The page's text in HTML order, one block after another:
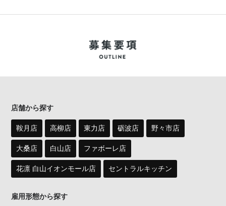
店舗から探す
鞍月店 高柳店 東力店 砺波店 野々市店
大桑店 白山店 ファボーレ店
花凛 白山イオンモール店 セントラルキッチン
雇用形態から探す